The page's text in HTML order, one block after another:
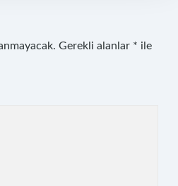
Gerekli alanlar * ile